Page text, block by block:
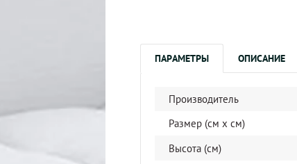
ПАРАМЕТРЫ ОПИСАНИЕ
Производитель
Размер (см x cм)
Высота (см)